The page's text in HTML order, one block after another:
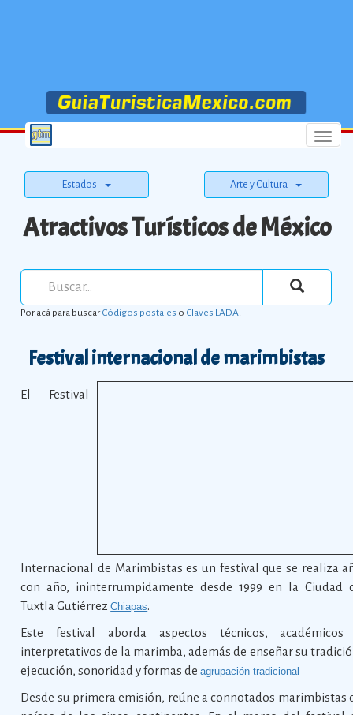
Menu
Estados Arte y Cultura
Atractivos Turísticos de México
Por acá para buscarCódigos postales o Claves LADA.
Festival internacional de marimbistas
El Festival
Internacional de Marimbistas es un festival que se realiza
con año, ininterrumpidamente desde 1999 en la Ciudad
Tuxtla GutiérrezChiapas.
Este festival aborda aspectos técnicos, académicos
interpretativos de la marimba, además de enseñar su
ejecución, sonoridad y formas deagrupación tradicional
Desde su primera emisión, reúne a connotados marimbistas